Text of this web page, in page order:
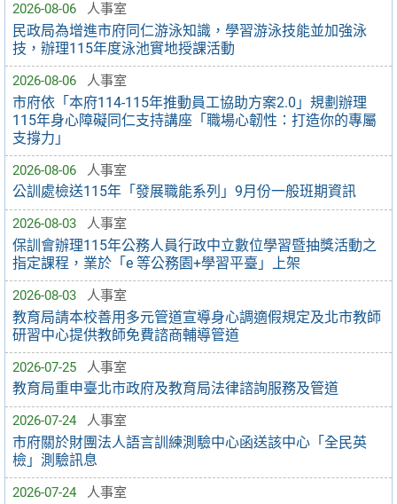
2026-08-06 人事室
民政局為增進市府同仁游泳知識，學習游泳技能並加強泳
技，辦理115年度泳池實地授課活動
2026-08-06 人事室
市府依「本府114-115年推動員工協助方案2.0」規劃辦理
115年身心障礙同仁支持講座「職場心韌性：打造你的專屬
支撐力」
2026-08-06 人事室
公訓處檢送115年「發展職能系列」9月份一般班期資訊
2026-08-03 人事室
保訓會辦理115年公務人員行政中立數位學習暨抽獎活動之
指定課程，業於「e 等公務園+學習平臺」上架
2026-08-03 人事室
教育局請本校善用多元管道宣導身心調適假規定及北市教師
研習中心提供教師免費諮商輔導管道
2026-07-25 人事室
教育局重申臺北市政府及教育局法律諮詢服務及管道
2026-07-24 人事室
市府關於財團法人語言訓練測驗中心函送該中心「全民英
檢」測驗訊息
2026-07-24 人事室